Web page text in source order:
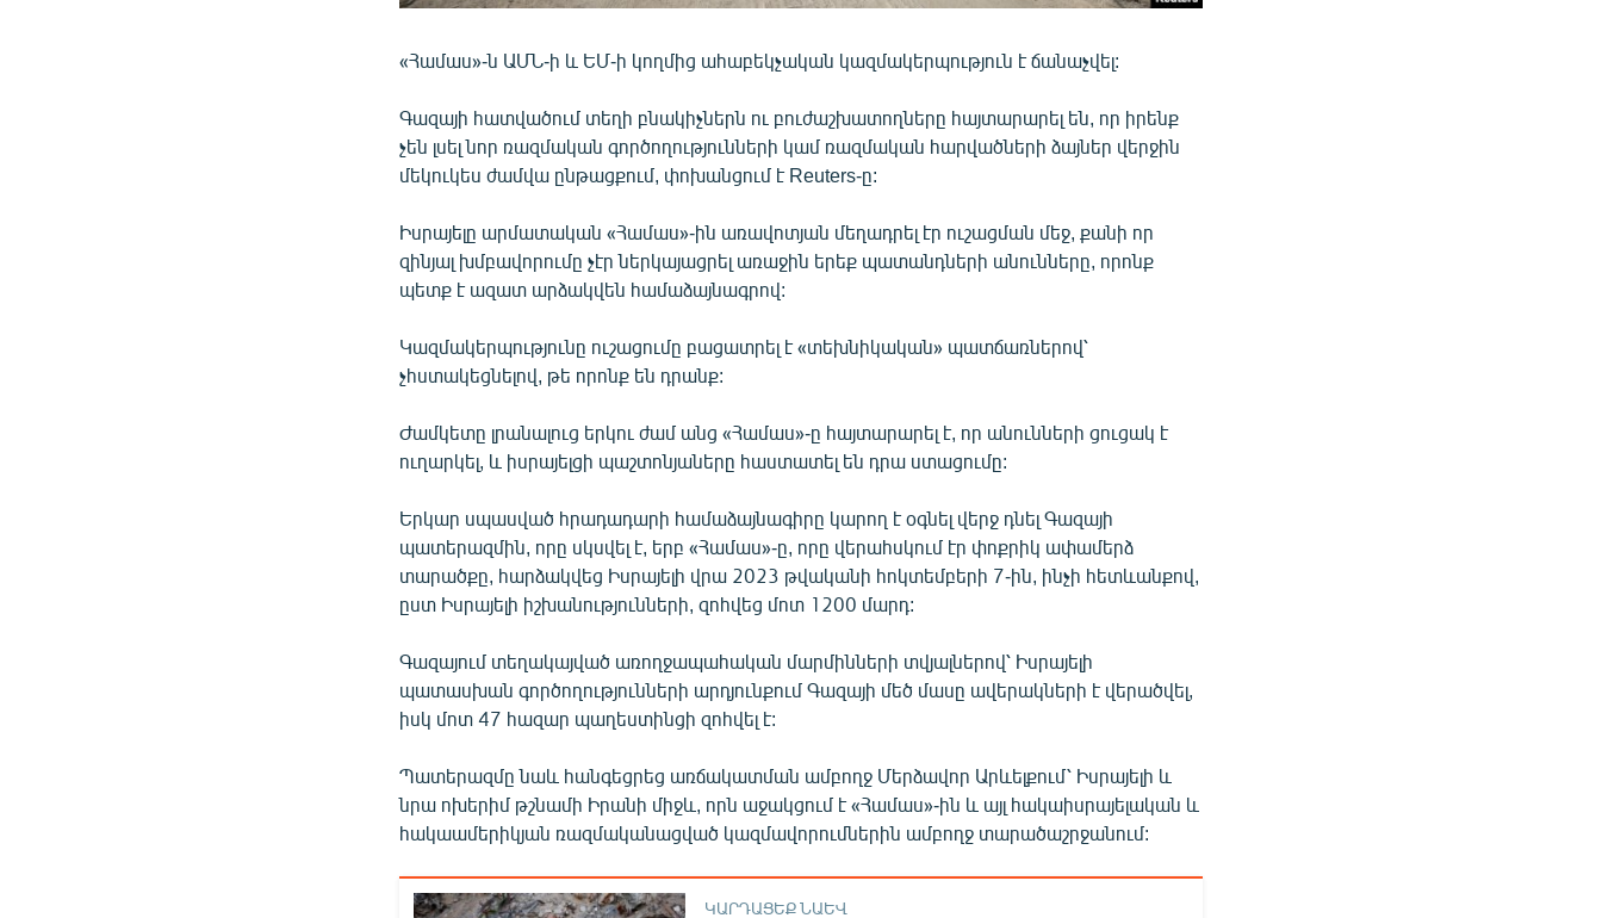
«Համաս»-ն ԱՄՆ-ի և ԵՄ-ի կողմից ահաբեկչական կազմակերպություն է ճանաչվել:
Գազայի հատվածում տեղի բնակիչներն ու բուժաշխատողները հայտարարել են, որ իրենք
չեն լսել նոր ռազմական գործողությունների կամ ռազմական հարվածների ձայներ վերջին
մեկուկես ժամվա ընթացքում, փոխանցում է Reuters-ը:
Իսրայելը արմատական «Համաս»-ին առավոտյան մեղադրել էր ուշացման մեջ, քանի որ
զինյալ խմբավորումը չէր ներկայացրել առաջին երեք պատանդների անունները, որոնք
պետք է ազատ արձակվեն համաձայնագրով:
Կազմակերպությունը ուշացումը բացատրել է «տեխնիկական» պատճառներով՝
չհստակեցնելով, թե որոնք են դրանք:
Ժամկետը լրանալուց երկու ժամ անց «Համաս»-ը հայտարարել է, որ անունների ցուցակ է
ուղարկել, և իսրայելցի պաշտոնյաները հաստատել են դրա ստացումը:
Երկար սպասված հրադադարի համաձայնագիրը կարող է օգնել վերջ դնել Գազայի
պատերազմին, որը սկսվել է, երբ «Համաս»-ը, որը վերահսկում էր փոքրիկ ափամերձ
տարածքը, հարձակվեց Իսրայելի վրա 2023 թվականի հոկտեմբերի 7-ին, ինչի հետևանքով,
ըստ Իսրայելի իշխանությունների, զոհվեց մոտ 1200 մարդ:
Գազայում տեղակայված առողջապահական մարմինների տվյալներով՝ Իսրայելի
պատասխան գործողությունների արդյունքում Գազայի մեծ մասը ավերակների է վերածվել,
իսկ մոտ 47 հազար պաղեստինցի զոհվել է:
Պատերազմը նաև հանգեցրեց առճակատման ամբողջ Մերձավոր Արևելքում՝ Իսրայելի և
նրա ոխերիմ թշնամի Իրանի միջև, որն աջակցում է «Համաս»-ին և այլ հակաիսրայելական և
հակաամերիկյան ռազմականացված կազմավորումներին ամբողջ տարածաշրջանում:
ԿԱՐԴԱՑԵՔ ՆԱԵՎ